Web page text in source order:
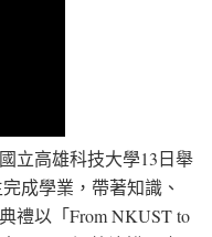
立高雄科技大學13日舉
成學業，帶著知識、
禮以「From NKUST to